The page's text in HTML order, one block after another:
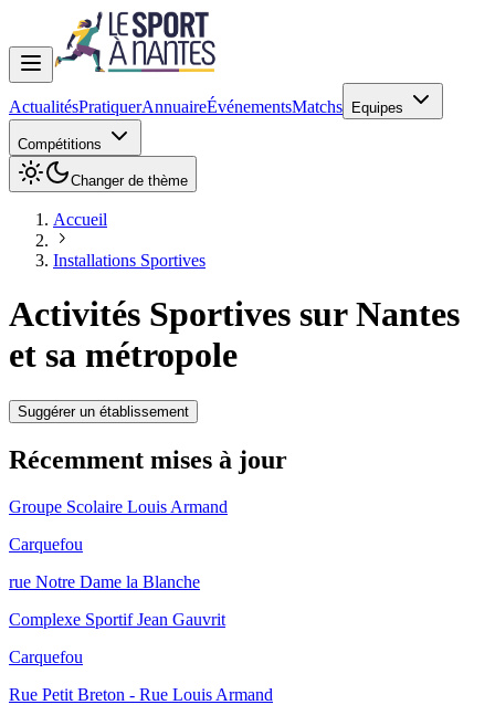
ActualitésPratiquerAnnuaireÉvénementsMatchs Equipes
Compétitions
Changer de thème
Accueil
Installations Sportives
Activités Sportives surNantes
et sa métropole
Suggérer un établissement
Récemment mises à jour
Groupe Scolaire Louis Armand
Carquefou
rue Notre Dame la Blanche
Complexe Sportif Jean Gauvrit
Carquefou
Rue Petit Breton - Rue Louis Armand